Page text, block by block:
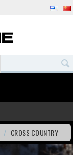
/ CROSS COUNTRY